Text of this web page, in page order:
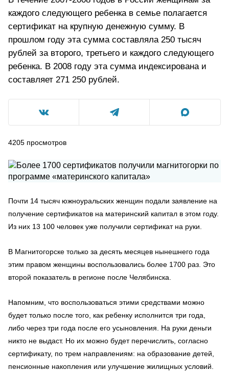
каждого следующего ребенка в семье полагается
сертификат на крупную денежную сумму. В
прошлом году эта сумма составляла 250 тысяч
рублей за второго, третьего и каждого следующего
ребенка. В 2008 году эта сумма индексирована и
составляет 271 250 рублей.
4205 просмотров
Почти 14 тысяч южноуральских женщин подали заявление на
получение сертификатов на материнский капитал в этом году.
Из них 13 100 человек уже получили сертификат на руки.
В Магнитогорске только за десять месяцев нынешнего года
этим правом женщины воспользовались более 1700 раз. Это
второй показатель в регионе после Челябинска.
Напомним, что воспользоваться этими средствами можно
будет только после того, как ребенку исполнится три года,
либо через три года после его усыновления. На руки деньги
никто не выдаст. Но их можно будет перечислить, согласно
сертификату, по трем направлениям: на образование детей,
пенсионные накопления или улучшение жилищных условий.